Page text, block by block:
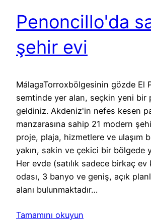
Penoncillo'da
şehir evi
MálagaTorroxbölgesinin gözde El
semtinde yer alan, seçkin yeni bir
geldiniz. Akdeniz'in nefes kesen
manzarasına sahip 21 modern
proje, plaja, hizmetlere ve ulaşım
yakın, sakin ve çekici bir bölgede
Her evde (satılık sadece birkaç ev
odası, 3 banyo ve geniş, açık
alanı bulunmaktadır…
Tamamını okuyun